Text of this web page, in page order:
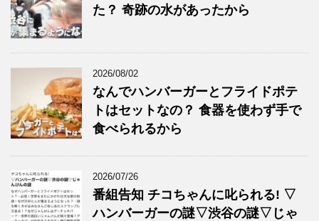
た？ 奇跡の水があったから
2026/08/02
なんでハンバーガーとフライドポテ
トはセットなの？ 食器を使わず手で
食べられるから
2026/07/26
番組告知 チコちゃんに叱られる! ▽
ハンバーガーの謎▽渋谷の謎▽じゃ